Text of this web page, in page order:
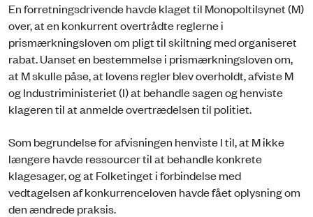
En forretningsdrivende havde klaget til Monopoltilsynet (M)
over, at en konkurrent overtrådte reglerne i
prismærkningsloven om pligt til skiltning med organiseret
rabat. Uanset en bestemmelse i prismærkningsloven om,
at M skulle påse, at lovens regler blev overholdt, afviste M
og Industriministeriet (I) at behandle sagen og henviste
klageren til at anmelde overtrædelsen til politiet.
Som begrundelse for afvisningen henviste I til, at M ikke
længere havde ressourcer til at behandle konkrete
klagesager, og at Folketinget i forbindelse med
vedtagelsen af konkurrenceloven havde fået oplysning om
den ændrede praksis.